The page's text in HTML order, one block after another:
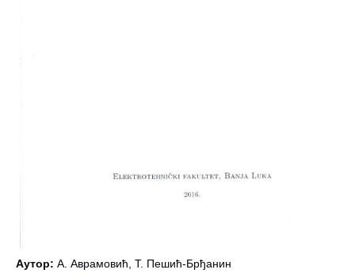
Аутор: А. Аврамовић, Т. Пешић-Брђанин